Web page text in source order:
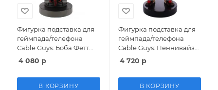
Фигурка подставка для
геймпада/телефона
Cable Guys: Боба Фетт
(The Book of Boba Fett)
Звездные Войны (Star
(CGCRSW400373) 20 см
4 080 р
В КОРЗИНУ
Фигурка подставка для
геймпада/телефона
Cable Guys: Пеннивайз
(Pennywise) Оно 2 (IT 2)
(894770) (CGCRDC300135)
4 720 р
В КОРЗИНУ